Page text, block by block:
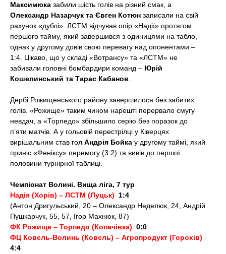
Максимюка забили шість голів на різний смак, а
Олександр Назарчук та Євген Котюн записали на свій
рахунок «дублі». ЛСТМ відчував опір «Надії» протягом
першого тайму, який завершився з одиницями на табло,
однак у другому довів свою перевагу над опонентами –
1:4. Цікаво, що у складі «Вотрансу» та «ЛСТМ» не
забивали головні бомбардири команд – Юрій
Кошелинський та Тарас Кабанов.
Дербі Рожищенського району завершилося без забитих
голів. «Рожище» таким чином нарешті перервало смугу
невдач, а «Торпедо» збільшило серію без поразок до
п’яти матчів. А у гольовій перестрілці у Ківерцях
вирішальним став гол Андрія Бойка у другому таймі, який
приніс «Феніксу» перемогу (3:2) та вивів до першої
половини турнірної таблиці.
Чемпіонат Волині. Вища ліга, 7 тур
Надія (Хорів) – ЛСТМ (Луцьк) 1:4
(Антон Дригульський, 20 – Олександр Неделюк, 24, Андрій
Пушкарчук, 55, 57, Ігор Махнюк, 87)
ФК Рожище – Торпедо (Копачівка) 0:0
ФЦ Ковель-Волинь (Ковель) – Агропродукт (Горохів)
4:4